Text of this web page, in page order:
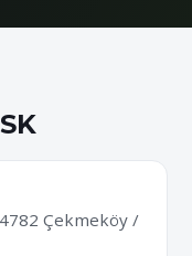
Çekmeköy /